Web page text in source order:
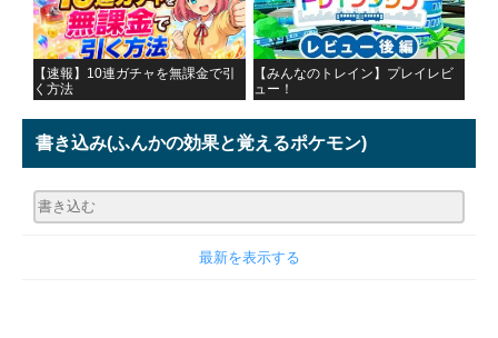
【速報】10連ガチャを無課金で引
く方法
【みんなのトレイン】プレイレビ
ュー！
書き込み(ふんかの効果と覚えるポケモン)
最新を表示する